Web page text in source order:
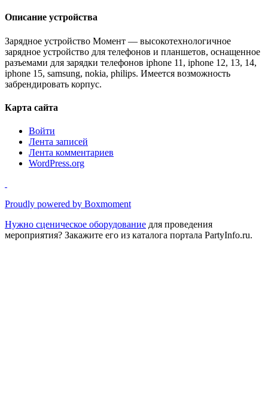
Описание устройства
Зарядное устройство Момент — высокотехнологичное
зарядное устройство для телефонов и планшетов, оснащенное
разъемами для зарядки телефонов iphone 11, iphone 12, 13, 14,
iphone 15, samsung, nokia, philips. Имеется возможность
забрендировать корпус.
Карта сайта
Войти
Лента записей
Лента комментариев
WordPress.org
Proudly powered by Boxmoment
Нужно сценическое оборудование для проведения
мероприятия? Закажите его из каталога портала PartyInfo.ru.